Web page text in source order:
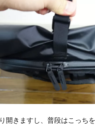
開きますし、普段はこっち